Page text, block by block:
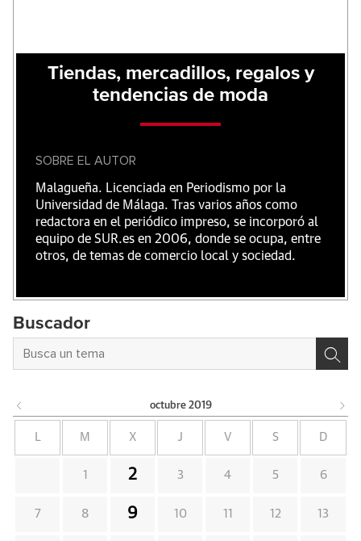
Tiendas, mercadillos, regalos y
tendencias de moda
SOBRE EL AUTOR
Malagueña. Licenciada en Periodismo por la
Universidad de Málaga. Tras varios años como
redactora en el periódico impreso, se incorporó al
equipo de SUR.es en 2006, donde se ocupa, entre
otros, de temas de comercio local y sociedad.
Buscador
octubre 2019
M X J V S D
1 2 3 4 5 6
7 8 9 10 11 12 13